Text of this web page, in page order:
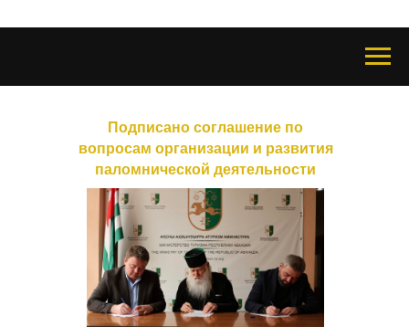
Подписано соглашение по
вопросам организации и развития
паломнической деятельности